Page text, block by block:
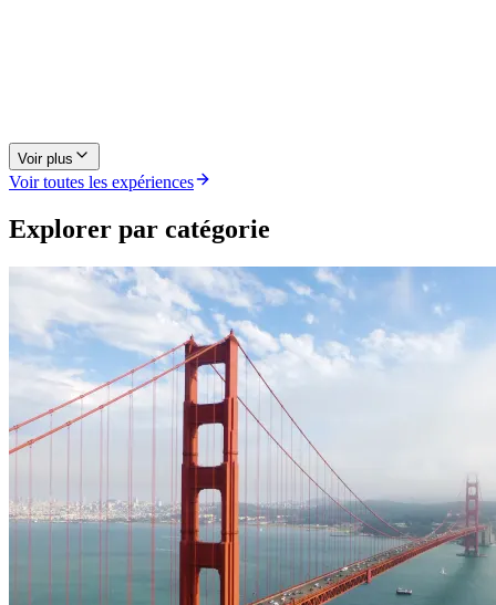
Voir plus
Voir toutes les expériences
Explorer par catégorie